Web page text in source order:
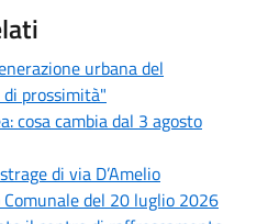
urbana del
prossimità"
cosa cambia dal 3 agosto
di via D’Amelio
Comunale del 20 luglio 2026